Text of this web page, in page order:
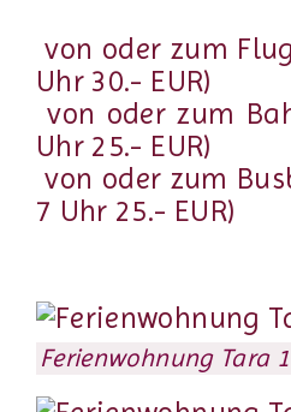
von oder zum
Uhr 30.- EUR)
von oder zum
Uhr 25.- EUR)
von oder zum
7 Uhr 25.- EUR)
Ferienwohnung Tara